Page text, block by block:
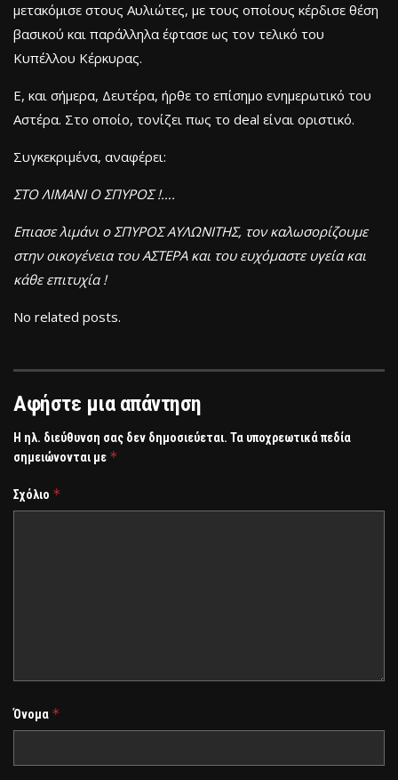
μετακόμισε στους Αυλιώτες, με τους οποίους κέρδισε θέση
βασικού και παράλληλα έφτασε ως τον τελικό του
Κυπέλλου Κέρκυρας.
Ε, και σήμερα, Δευτέρα, ήρθε το επίσημο ενημερωτικό του
Αστέρα. Στο οποίο, τονίζει πως το deal είναι οριστικό.
Συγκεκριμένα, αναφέρει:
ΣΤΟ ΛΙΜΑΝΙ Ο ΣΠΥΡΟΣ !….
Επιασε λιμάνι ο ΣΠΥΡΟΣ ΑΥΛΩΝΙΤΗΣ, τον καλωσορίζουμε
στην οικογένεια του ΑΣΤΕΡΑ και του ευχόμαστε υγεία και
κάθε επιτυχία !
No related posts.
Αφήστε μια απάντηση
Η ηλ. διεύθυνση σας δεν δημοσιεύεται. Τα υποχρεωτικά πεδία
σημειώνονται με *
Σχόλιο *
Όνομα *